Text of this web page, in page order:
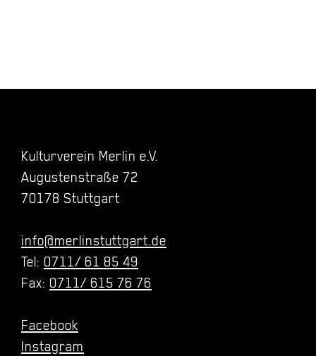
Kulturverein Merlin e.V.
Augustenstraße 72
70178 Stuttgart
info@merlinstuttgart.de
Tel: 0711/ 61 85 49
Fax: 0711/ 615 76 76
Facebook
Instagram